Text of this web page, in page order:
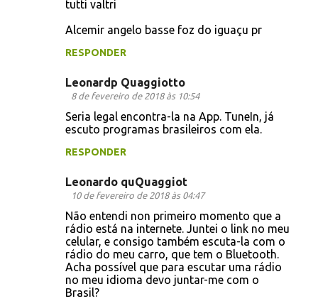
tutti valtri
Alcemir angelo basse foz do iguaçu pr
RESPONDER
Leonardp Quaggiotto
8 de fevereiro de 2018 às 10:54
Seria legal encontra-la na App. TuneIn, já
escuto programas brasileiros com ela.
RESPONDER
Leonardo quQuaggiot
10 de fevereiro de 2018 às 04:47
Não entendi non primeiro momento que a
rádio está na internete. Juntei o link no meu
celular, e consigo também escuta-la com o
rádio do meu carro, que tem o Bluetooth.
Acha possível que para escutar uma rádio
no meu idioma devo juntar-me com o
Brasil?